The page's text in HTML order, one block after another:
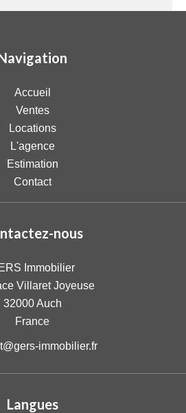
Accueil
Ventes
Locations
L'agence
Estimation
Contact
nous
Immobilier
Villaret Joyeuse
32000Auch
France
immobilier.fr
Langues